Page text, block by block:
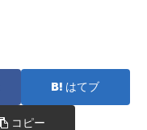
はてブ
コピー